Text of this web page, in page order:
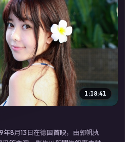
▶
1:18:41
8月13日在德国首映，由郭帆执